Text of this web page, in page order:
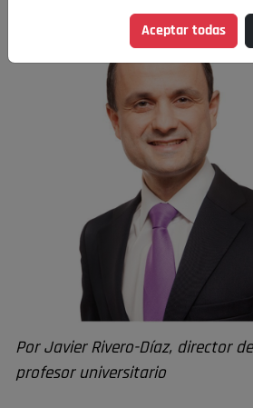
Por Javier Rivero-Díaz, director
profesor universitario
Aceptar todas